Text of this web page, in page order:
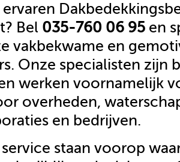
Bel 035-760 06 95 en
vakbekwame en
Onze specialisten zijn
werken voornamelijk
overheden,
en bedrijven.
staan voorop